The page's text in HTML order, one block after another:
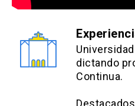
dictando
Continua.